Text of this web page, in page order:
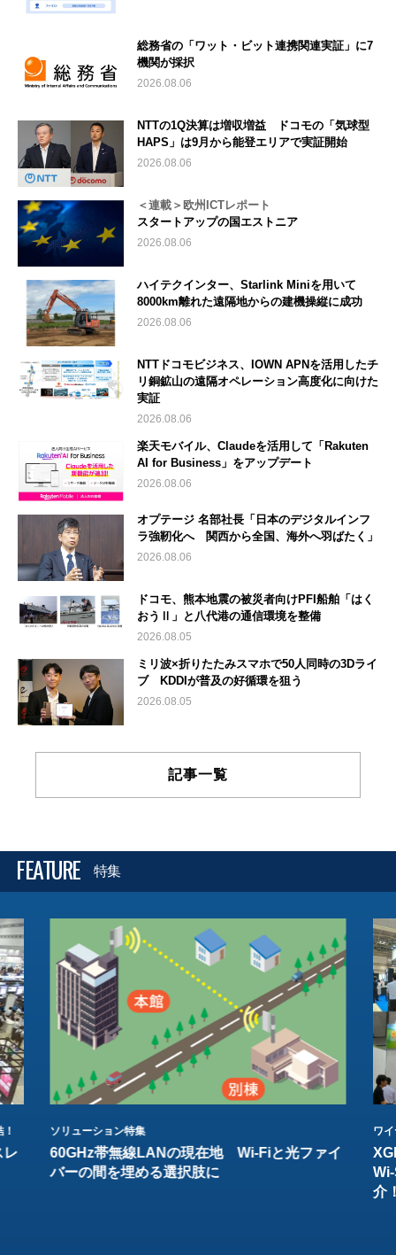
総務省の「ワット・ビット連携関連実証」に7
機関が採択
2026.08.06
NTTの1Q決算は増収増益 ドコモの「気球型
HAPS」は9月から能登エリアで実証開始
2026.08.06
＜連載＞欧州ICTレポート
スタートアップの国エストニア
2026.08.06
ハイテクインター、Starlink Miniを用いて
8000km離れた遠隔地からの建機操縦に成功
2026.08.06
NTTドコモビジネス、IOWN APNを活用したチ
リ銅鉱山の遠隔オペレーション高度化に向けた
実証
2026.08.06
楽天モバイル、Claudeを活用して「Rakuten
AI for Business」をアップデート
2026.08.06
オプテージ 名部社長「日本のデジタルインフ
ラ強靭化へ 関西から全国、海外へ羽ばたく」
2026.08.06
ドコモ、熊本地震の被災者向けPFI船舶「はく
おうⅡ」と八代港の通信環境を整備
2026.08.05
ミリ波×折りたたみスマホで50人同時の3Dライ
ブ KDDIが普及の好循環を狙う
2026.08.05
記事一覧
FEATURE 特集
レ
ソリューション特集
60GHz帯無線LANの現在地 Wi-Fiと光ファイ
バーの間を埋める選択肢に
ワ
介